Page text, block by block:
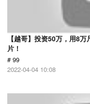
【越哥】投资50万，用8
片！
# 99
2022-04-04 10:08